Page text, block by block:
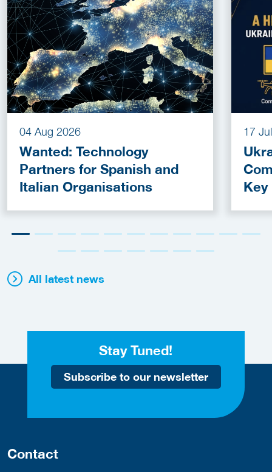
04 Aug 2026
Wanted: Technology
Partners for Spanish and
Italian Organisations
17
Key
All latest news
Stay Tuned!
Subscribe to our newsletter
Contact